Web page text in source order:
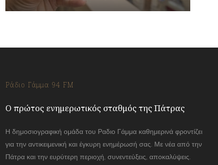
Ράδιο Γάμμα 94 FM
Ο πρώτος ενημερωτικός σταθμός της Πάτρας
Η δημοσιογραφική ομάδα του Ραδιο Γάμμα καθημερινά φροντίζει
για την αντικειμενική και έγκυρη ενημέρωσή σας. Με νέα από την
Πάτρα και την ευρύτερη περιοχή, συνεντεύξεις, αποκαλύψεις.